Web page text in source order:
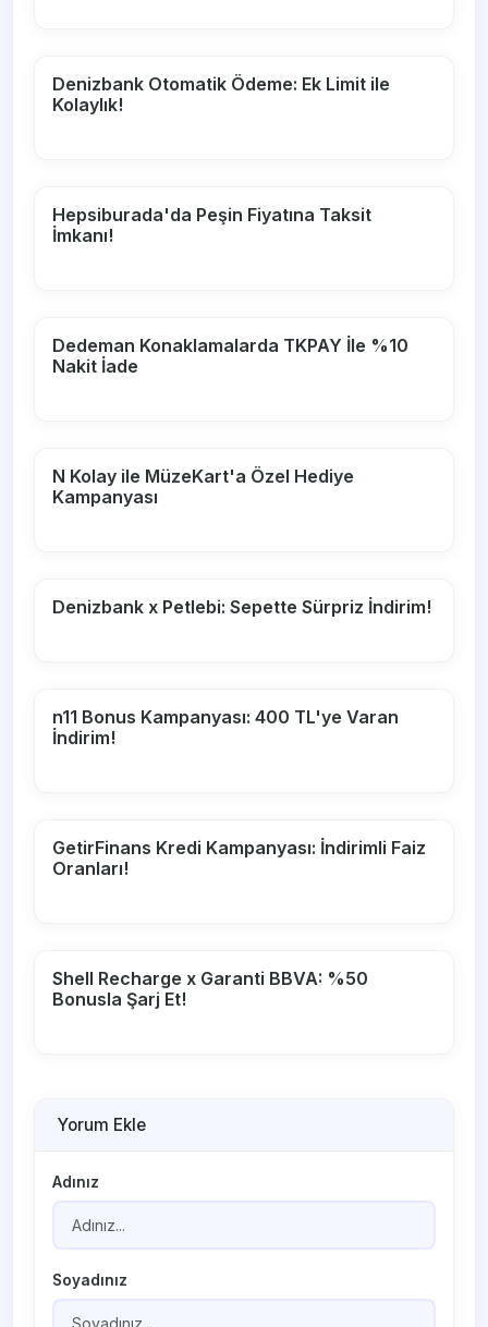
Denizbank Otomatik Ödeme: Ek Limit ile
Kolaylık!
Hepsiburada'da Peşin Fiyatına Taksit
İmkanı!
Dedeman Konaklamalarda TKPAY İle %10
Nakit İade
N Kolay ile MüzeKart'a Özel Hediye
Kampanyası
Denizbank x Petlebi: Sepette Sürpriz İndirim!
n11 Bonus Kampanyası: 400 TL'ye Varan
İndirim!
GetirFinans Kredi Kampanyası: İndirimli Faiz
Oranları!
Shell Recharge x Garanti BBVA: %50
Bonusla Şarj Et!
Yorum Ekle
Adınız
Soyadınız